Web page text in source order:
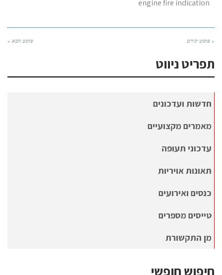
engine fire indication
« פוסט קודם פוסט הבא »
תפריט ניווט
חדשות ועדכונים
מאמרים מקצועיים
עדכוני תעופה
תאונות אויריות
כנסים ואירועים
טייסים מספרים
מן התקשורת
חיפוש חופשי